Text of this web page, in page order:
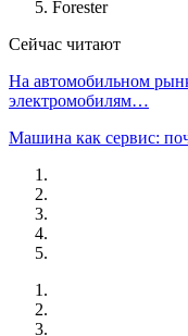
Сейчас читают
На автомобильном
электромобилям…
Машина как сервис: